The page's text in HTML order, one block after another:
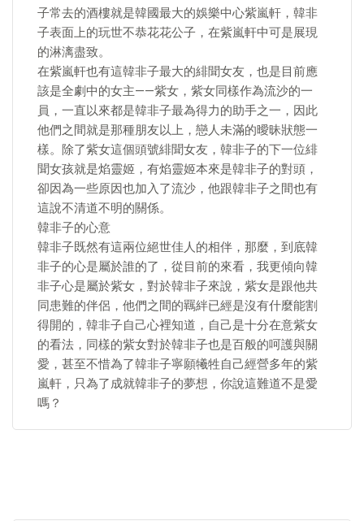
子常去的酒樓就是韓國最大的娛樂中心紫嵐軒，韓非
子表面上的玩世不恭花花公子，在紫嵐軒中可是展現
的淋漓盡致。
在紫嵐軒也有這韓非子最大的緋聞女友，也是目前應
該是全劇中的女主——紫女，紫女同樣作為流沙的一
員，一直以來都是韓非子最為得力的助手之一，因此
他們之間就是那種朋友以上，戀人未滿的曖昧狀態一
樣。除了紫女這個頭號緋聞女友，韓非子的下一位緋
聞女孩就是焰靈姬，有焰靈姬本來是韓非子的對頭，
卻因為一些原因也加入了流沙，他跟韓非子之間也有
這說不清道不明的關係。
韓非子的心意
韓非子既然有這兩位絕世佳人的相伴，那麼，到底韓
非子的心是屬於誰的了，從目前的來看，我更傾向韓
非子心是屬於紫女，對於韓非子來說，紫女是跟他共
同患難的伴侶，他們之間的羈絆已經是沒有什麼能割
得開的，韓非子自己心裡知道，自己是十分在意紫女
的看法，同樣的紫女對於韓非子也是百般的呵護與關
愛，甚至不惜為了韓非子寧願犧牲自己經營多年的紫
嵐軒，只為了成就韓非子的夢想，你說這難道不是愛
嗎？